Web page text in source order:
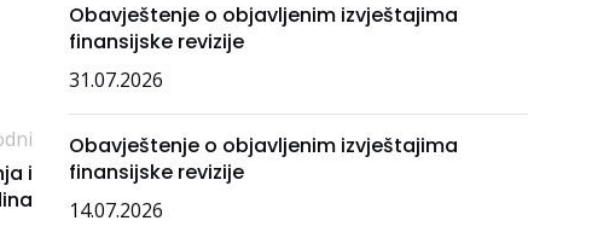
i
Obavještenje o objavljenim izvještajima
finansijske revizije
31.07.2026
Obavještenje o objavljenim izvještajima
finansijske revizije
14.07.2026